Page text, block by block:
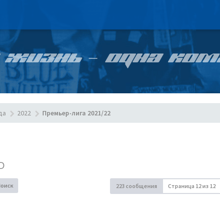
ЖИЗНЬ – ОДНА
2022 Премьер-лига 2021/22
223 сообщения Страница 12из 12